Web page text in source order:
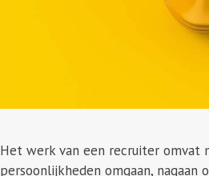
Het werk van een recruiter omvat
persoonlijkheden omgaan,